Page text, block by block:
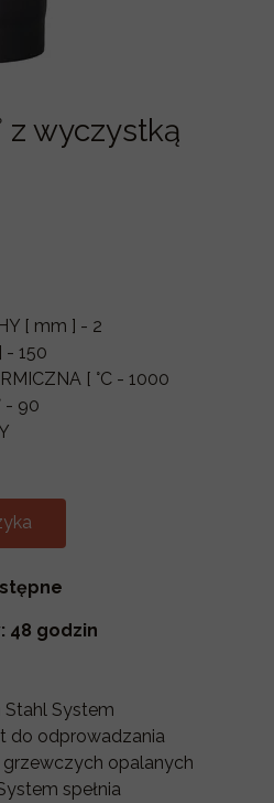
48 godzin
[ mm ] - 2
- 150
[ °C - 1000
- 90
z wyczystką
Stahl System
do odprowadzania
opalanych
spełnia